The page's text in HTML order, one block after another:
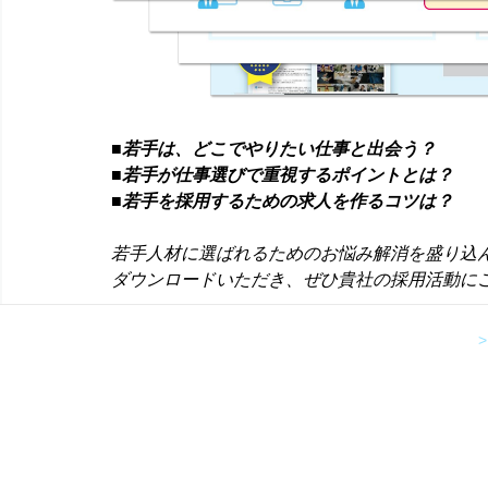
■若手は、どこでやりたい仕事と出会う？
■若手が仕事選びで重視するポイントとは？
■若手を採用するための求人を作るコツは？
若手人材に選ばれるためのお悩み解消を盛り込
ダウンロードいただき、ぜひ貴社の採用活動に